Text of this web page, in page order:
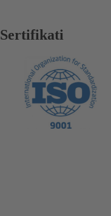
Sertifikati